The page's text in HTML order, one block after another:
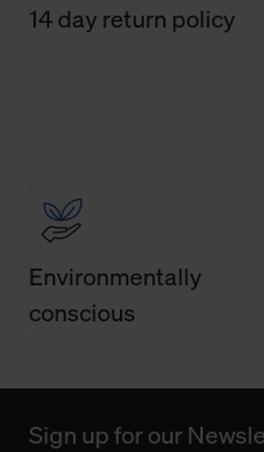
14 day return policy
Environmentally
conscious
Sign up for our